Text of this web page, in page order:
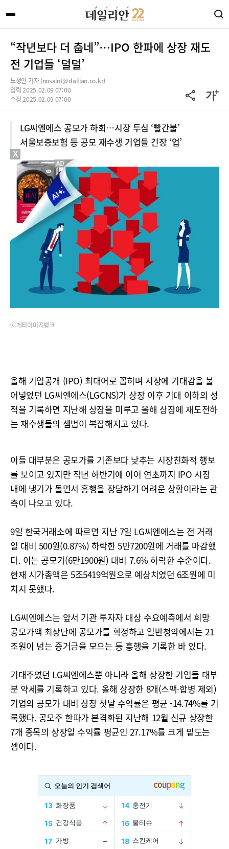
“작년보다 더 춥네”…IPO 한파에 상장 재도
전 기업들 ‘덜덜’
노성인 기자 (nosaint@dailian.co.kr)
입력 2025.02.09 07:00
수정 2025.02.09 07:00
LG씨엔에스 공모가 하회…시장 투심 ‘빨간불’
서울보증보험 등 공모 재수생 기업들 긴장 ‘업’
ⓒ게티이미지뱅크
올해 기업공개 (IPO) 최대어로 꼽히며 시장에 기대감을 불
어넣었던 LG씨엔에스(LGCNS)가 상장 이후 기대 이하의 성
적을 기록하면 지난해 상장을 미루고 올해 상장에 재도전하
는 재수생들의 셈법이 복잡해지고 있다.
이들 대부분은 공모가를 기존보다 낮추는 시장친화적 행보
를 보이고 있지만 작년 하반기에 이어 연초까지 IPO 시장
내에 냉기가 돌면서 흥행을 장담하기 어려운 상황이라는 관
측이 나오고 있다.
9일 한국거래소에 따르면 지난 7일 LG씨엔에스는 전 거래
일 대비 500원(0.87%) 하락한 5만7200원에 거래를 마감했
다. 이는 공모가(6만1900원) 대비 7.6% 하락한 수준이다.
현재 시가총액은 5조5419억원으로 예상치였던 6조원에 미
치지 못했다.
LG씨엔에스는 앞서 기관 투자자 대상 수요예측에서 희망
공모가액 최상단에 공모가를 확정하고 일반청약에서는 21
조원이 넘는 증거금을 모으는 등 흥행을 기록한 바 있다.
기대주였던 LG씨엔에스뿐 아니라 올해 상장한 기업들 대부
분 약세를 기록하고 있다. 올해 상장한 8개(스팩·합병 제외)
기업의 공모가 대비 상장 첫날 수익률은 평균 -14.74%를 기
록했다. 공모주 한파가 본격화된 지난해 12월 신규 상장한
7개 종목의 상장일 수익률 평균인 27.17%를 크게 밑도는
셈이다.
X